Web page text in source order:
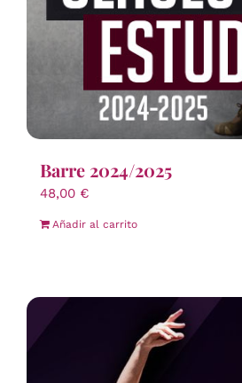
Barre 2024/2025
48,00 €
Añadir al carrito